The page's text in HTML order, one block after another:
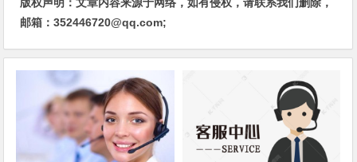
邮箱：352446720@qq.com;